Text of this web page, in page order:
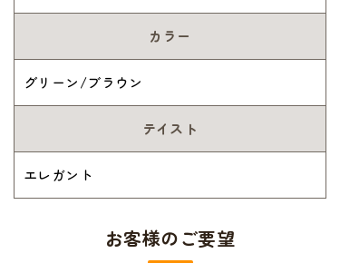
カラー
グリーン/ブラウン
テイスト
エレガント
お客様のご要望